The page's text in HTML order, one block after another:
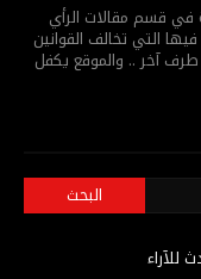
في قسم مقالات الرأي
التي تخالف القوانين
آخر .. والموقع يكفل
للآراء